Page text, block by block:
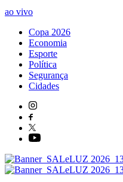
ao vivo
Copa 2026
Economia
Esporte
Política
Segurança
Cidades